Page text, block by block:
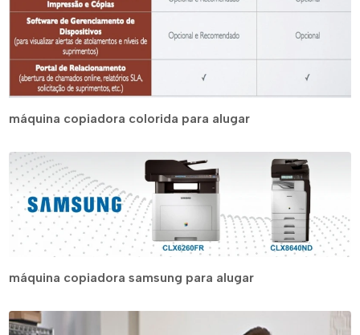
máquina copiadora colorida para alugar
máquina copiadora samsung para alugar